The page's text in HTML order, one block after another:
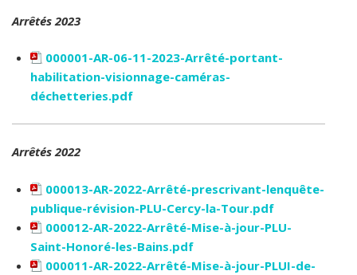
Arrêtés 2023
000001-AR-06-11-2023-Arrêté-portant-
habilitation-visionnage-caméras-
déchetteries.pdf
Arrêtés 2022
000013-AR-2022-Arrêté-prescrivant-lenquête-
publique-révision-PLU-Cercy-la-Tour.pdf
000012-AR-2022-Arrêté-Mise-à-jour-PLU-
Saint-Honoré-les-Bains.pdf
000011-AR-2022-Arrêté-Mise-à-jour-PLUI-de-